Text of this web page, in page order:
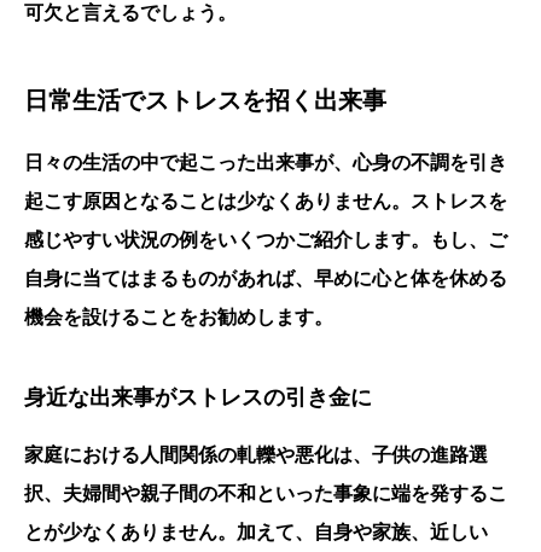
可欠と言えるでしょう。
日常生活でストレスを招く出来事
日々の生活の中で起こった出来事が、心身の不調を引き
起こす原因となることは少なくありません。ストレスを
感じやすい状況の例をいくつかご紹介します。もし、ご
自身に当てはまるものがあれば、早めに心と体を休める
機会を設けることをお勧めします。
身近な出来事がストレスの引き金に
家庭における人間関係の軋轢や悪化は、子供の進路選
択、夫婦間や親子間の不和といった事象に端を発するこ
とが少なくありません。加えて、自身や家族、近しい